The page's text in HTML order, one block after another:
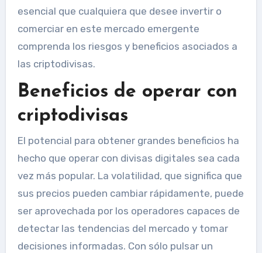
esencial que cualquiera que desee invertir o
comerciar en este mercado emergente
comprenda los riesgos y beneficios asociados a
las criptodivisas.
Beneficios de operar con
criptodivisas
El potencial para obtener grandes beneficios ha
hecho que operar con divisas digitales sea cada
vez más popular. La volatilidad, que significa que
sus precios pueden cambiar rápidamente, puede
ser aprovechada por los operadores capaces de
detectar las tendencias del mercado y tomar
decisiones informadas. Con sólo pulsar un